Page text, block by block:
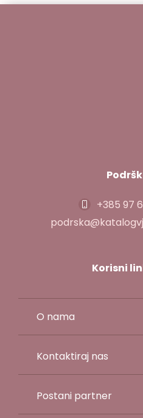
+385 97
Korisni
O nama
Kontaktiraj nas
Postani partner